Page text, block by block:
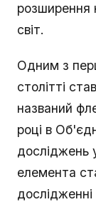
розширення
світ.
Одним з
столітті
названий
році в
досліджень
елемента